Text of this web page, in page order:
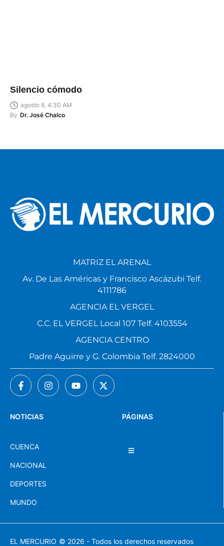
Silencio cómodo
agosto 8, 4:30 AM
By Dr. José Chalco
PÁGINAS
NOTICIAS
CUENCA
NACIONAL
DEPORTES
MUNDO
MATRIZ EL ARENAL
Av. De Las Américas y Francisco Ascázubi Telf.
4111786
AGENCIA EL VERGEL
C.C. EL VERGEL Local 107 Telf. 4103554
AGENCIA CENTRO
Padre Aguirre y G. Colombia Telf. 2824000
EL MERCURIO © 2026 - Todos los derechos reservados